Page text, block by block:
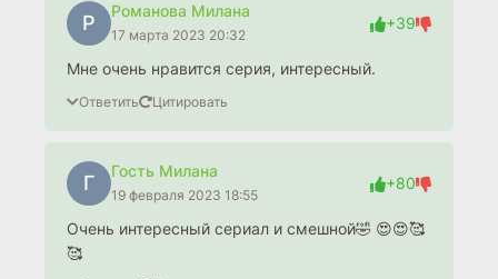
Р
Романова Милана
17 марта 2023 20:32
+39
Мне очень нравится серия, интересный.
Ответить Цитировать
Г
Гость Милана
19 февраля 2023 18:55
+80
Очень интересный сериал и смешной🤣 😍😍🥰
🥰